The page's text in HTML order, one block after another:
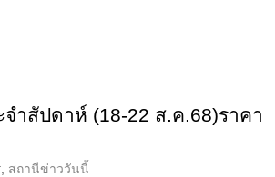
ำสัปดาห์ (18-22 ส.ค.68)ราคา
, สถานีข่าววันนี้